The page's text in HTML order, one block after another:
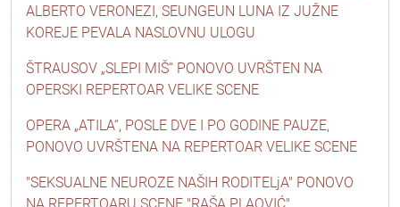
ALBERTO VERONEZI, SEUNGEUN LUNA IZ JUŽNE
KOREJE PEVALA NASLOVNU ULOGU
ŠTRAUSOV „SLEPI MIŠ“ PONOVO UVRŠTEN NA
OPERSKI REPERTOAR VELIKE SCENE
OPERA „ATILA“, POSLE DVE I PO GODINE PAUZE,
PONOVO UVRŠTENA NA REPERTOAR VELIKE SCENE
"SEKSUALNE NEUROZE NAŠIH RODITELjA" PONOVO
NA REPERTOARU SCENE "RAŠA PLAOVIĆ"